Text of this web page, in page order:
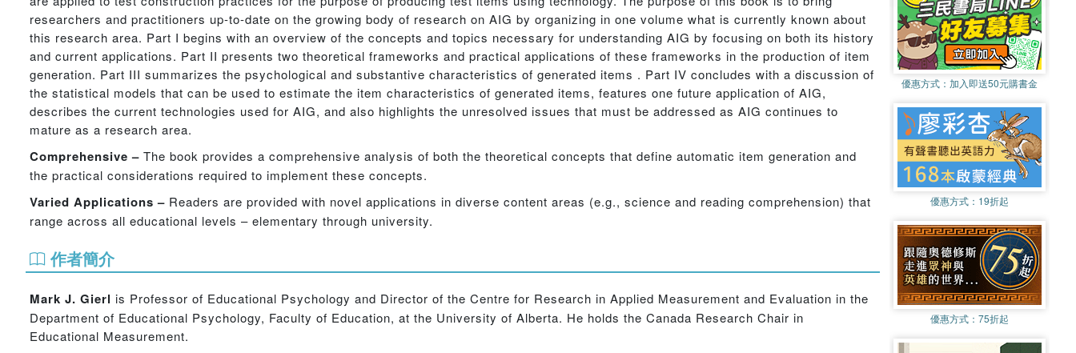
researchers and practitioners up-to-date on the growing body of research on AIG by organizing in one volume what is currently known about
this research area. Part I begins with an overview of the concepts and topics necessary for understanding AIG by focusing on both its history
and current applications. Part II presents two theoretical frameworks and practical applications of these frameworks in the production of item
generation. Part III summarizes the psychological and substantive characteristics of generated items . Part IV concludes with a discussion of
the statistical models that can be used to estimate the item characteristics of generated items, features one future application of AIG,
describes the current technologies used for AIG, and also highlights the unresolved issues that must be addressed as AIG continues to
mature as a research area.
Comprehensive – The book provides a comprehensive analysis of both the theoretical concepts that define automatic item generation and
the practical considerations required to implement these concepts.
Varied Applications – Readers are provided with novel applications in diverse content areas (e.g., science and reading comprehension) that
range across all educational levels – elementary through university.
作者簡介
Mark J. Gierl is Professor of Educational Psychology and Director of the Centre for Research in Applied Measurement and Evaluation in the
Department of Educational Psychology, Faculty of Education, at the University of Alberta. He holds the Canada Research Chair in
Educational Measurement.
優惠方式： 加入即送50元購書金
優惠方式： 19折起
優惠方式： 75折起